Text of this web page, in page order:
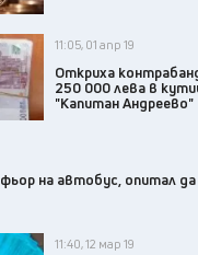
11:05, 01 апр 19
Откриха
250 000 лева в
"Капитан Андреево"
на автобус, опитал да
11:40, 12 мар 19